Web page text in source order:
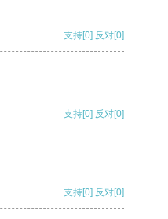
支持[0] 反对[0]
支持[0] 反对[0]
支持[0] 反对[0]